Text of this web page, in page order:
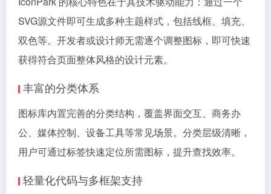
SVG源文件即可生成多种主题样式，包括线框、填充、
双色等。开发者或设计师无需逐个调整图标，即可快速
获得符合页面整体风格的设计元素。
丰富的分类体系
图标库内置完善的分类结构，覆盖界面交互、商务办
公、媒体控制、设备工具等常见场景。分类层级清晰，
用户可通过标签快速定位所需图标，提升查找效率。
轻量化代码与多框架支持